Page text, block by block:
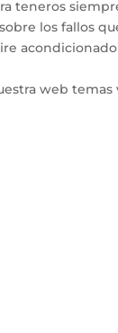
teneros
los fallos
web